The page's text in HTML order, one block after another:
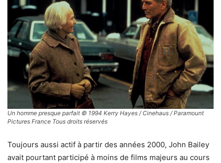
Un homme presque parfait © 1994 Kerry Hayes / Cinehaus / Paramount
Pictures France Tous droits réservés
Toujours aussi actif à partir des années 2000, John Bailey
avait pourtant participé à moins de films majeurs au cours